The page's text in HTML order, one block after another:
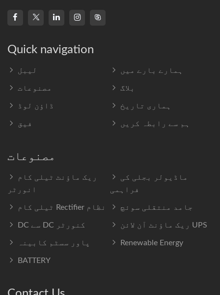
Quick navigation
لیبل ہمارے بارے میں
مصنوعات بلاگ
ڈاؤن لوڈ ہماری تاریخ
فیق ہم سے رابطہ کریں
مصنوعات
ریک ماؤنٹ ٹیلی کام
انورٹر
ماڈیولر بجلی کی
فراہمی
ٹیلی کام Rectifier نظام جامد منتقلی سوئچ
DC سے DC کنورٹر ریک ماؤنٹ آن لائن UPS
پاور سسٹم کابینہ Renewable Energy
BATTERY